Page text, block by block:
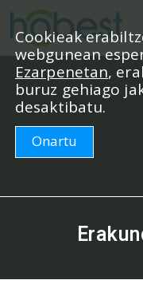
Edukira
salto
egin
Cookieak
webgunean
Ezarpenetan,
buruz gehiago
desaktibatu.
Onartu